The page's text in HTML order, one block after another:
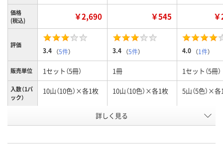
価格
(税込)
￥2,690 ￥545
評価
3.4 （5件） 3.4 （5件） 4.0 （1件）
販売単位 1セット（5冊） 1冊 1セット（5冊）
入数（1パ
ック）
10山（10色）×各1枚 10山（10色）×各1枚 5山（5色）×
KJ50495 X736014
詳しく見る